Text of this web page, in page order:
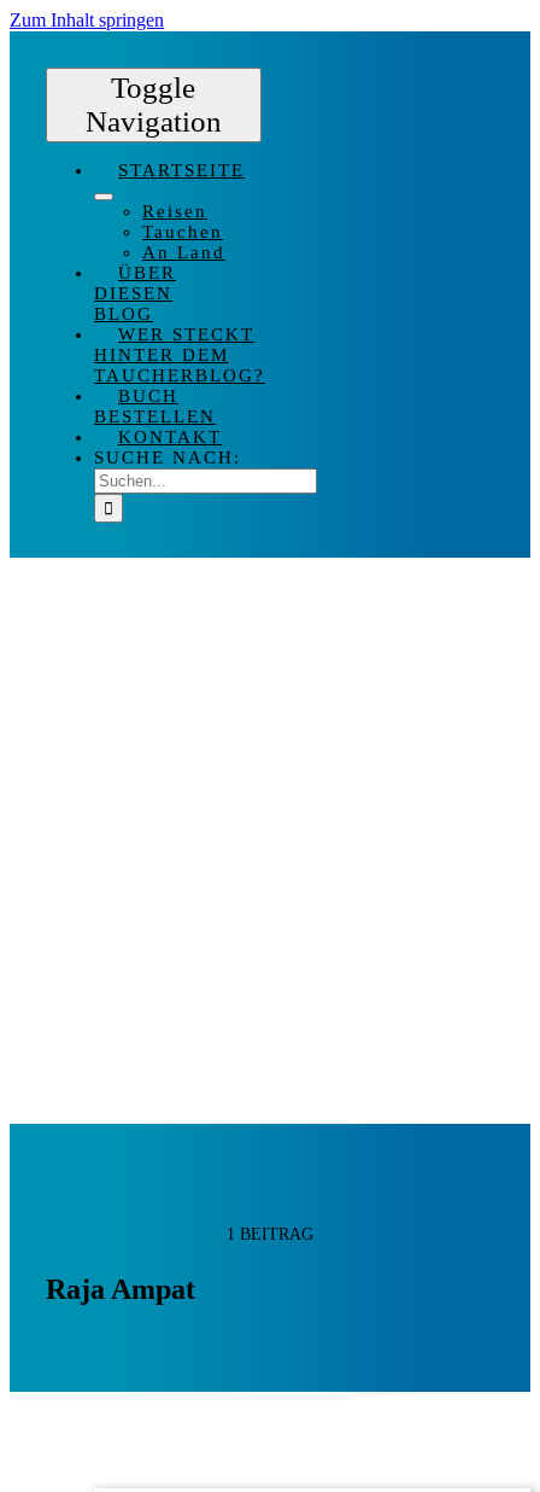
Zum Inhalt springen
Toggle
Navigation
STARTSEITE
Reisen
Tauchen
An Land
ÜBER
DIESEN
BLOG
WER STECKT
HINTER DEM
TAUCHERBLOG?
BUCH
BESTELLEN
KONTAKT
SUCHE NACH:
1 BEITRAG
Raja Ampat